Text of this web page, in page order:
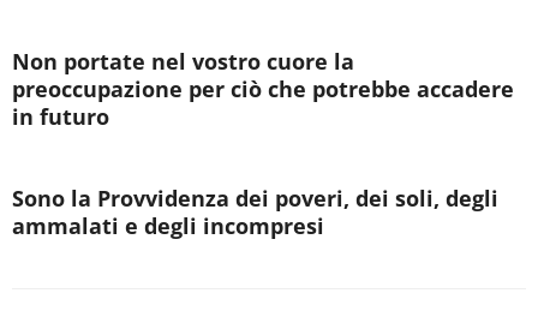
Non portate nel vostro cuore la
preoccupazione per ciò che potrebbe accadere
in futuro
Sono la Provvidenza dei poveri, dei soli, degli
ammalati e degli incompresi